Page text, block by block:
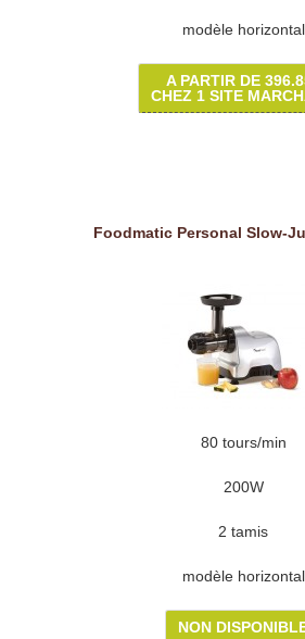
modèle horizontal
A PARTIR DE
CHEZ 1 SITE
Foodmatic Personal Slow-
80 tours/min
200W
2 tamis
modèle horizontal
NON